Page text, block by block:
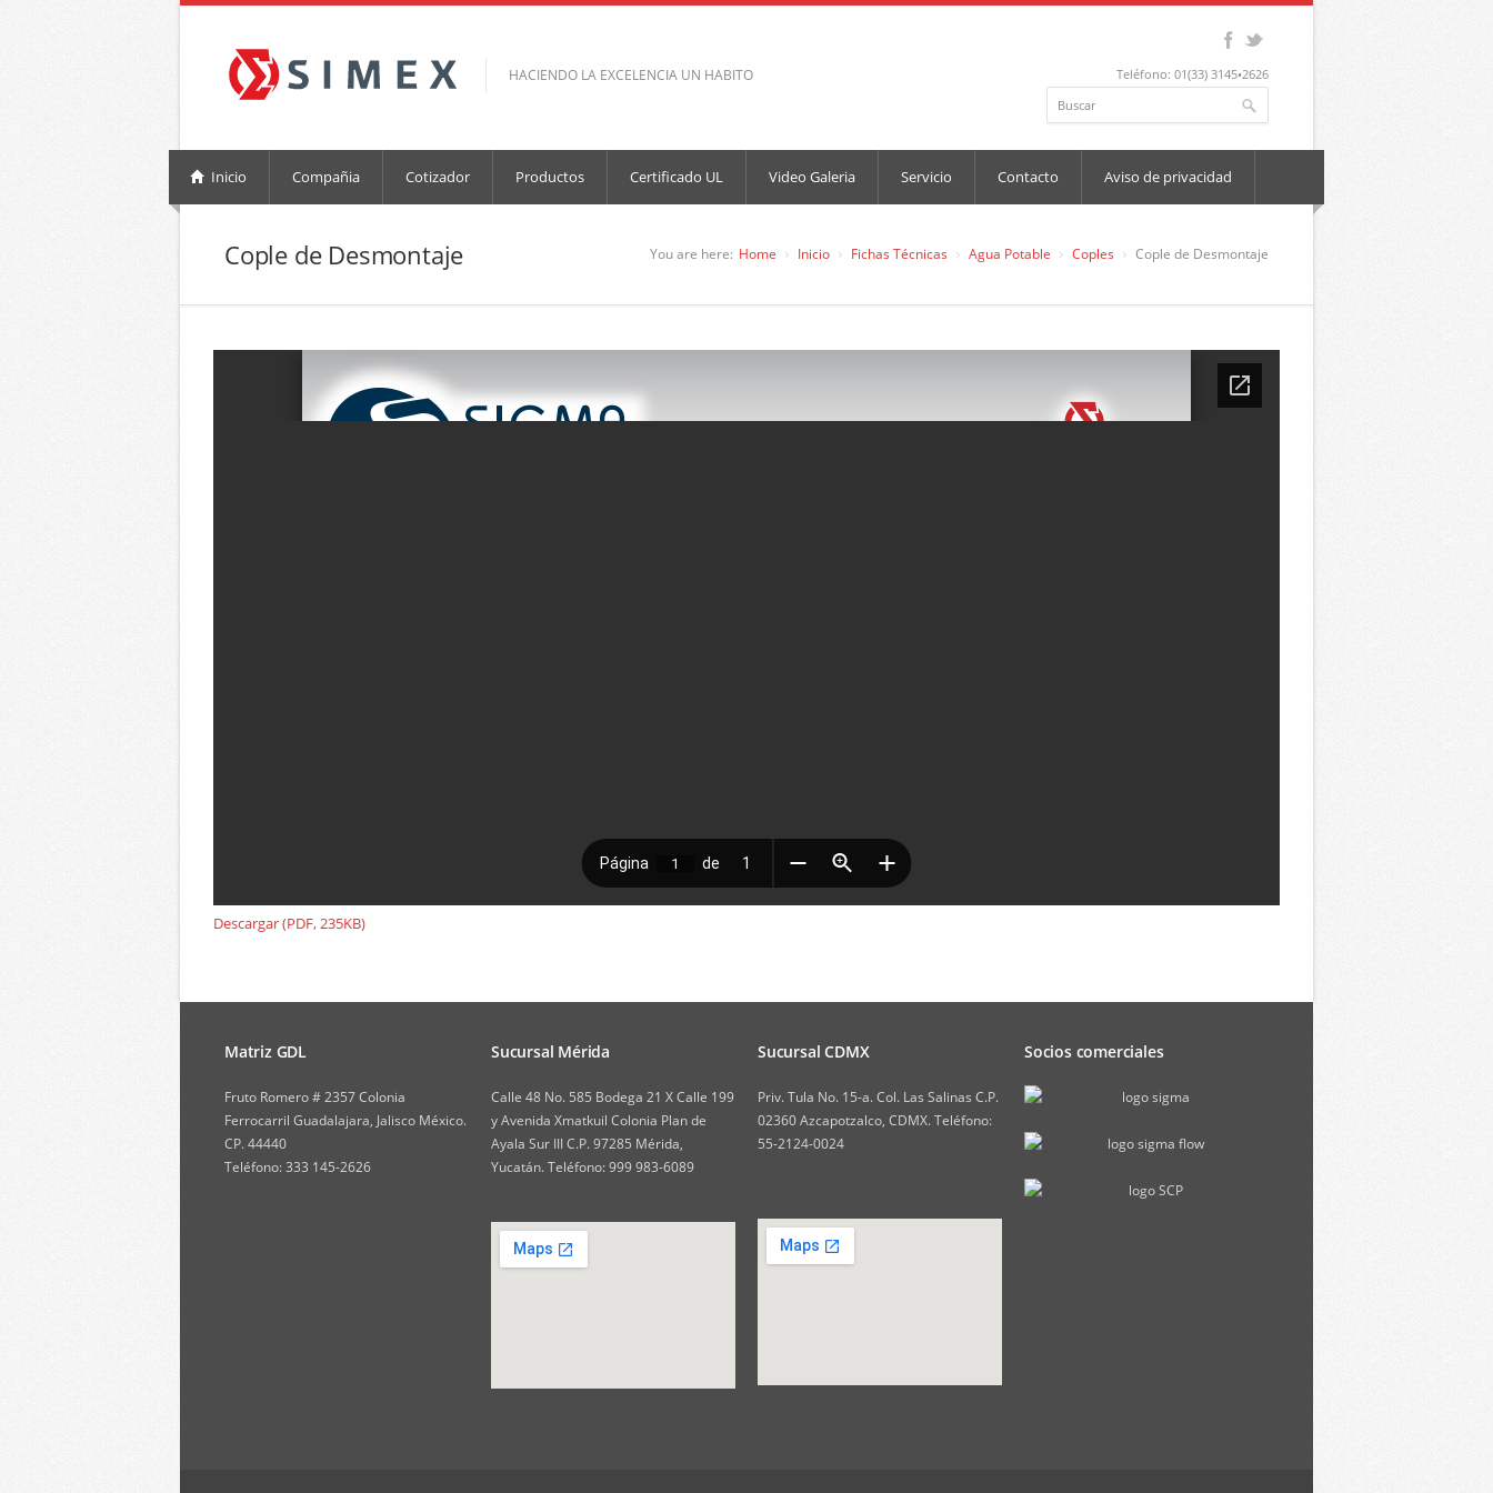
HACIENDO LA EXCELENCIA UN HABITO Teléfono: 01(33) 3145•2626
Inicio Compañia Cotizador Productos Certificado UL Video Galeria Servicio Contacto Aviso de privacidad
Cople de Desmontaje You are here: Home Inicio Fichas Técnicas Agua Potable Coples Cople de Desmontaje
Descargar (PDF, 235KB)
Matriz GDL
Fruto Romero # 2357 Colonia
Ferrocarril Guadalajara, Jalisco México.
CP. 44440
Teléfono: 333 145-2626
Sucursal Mérida
Calle 48 No. 585 Bodega 21 X Calle 199
y Avenida Xmatkuil Colonia Plan de
Ayala Sur III C.P. 97285 Mérida,
Yucatán. Teléfono: 999 983-6089
Sucursal CDMX
Priv. Tula No. 15-a. Col. Las Salinas C.P.
02360 Azcapotzalco, CDMX. Teléfono:
55-2124-0024
Socios comerciales